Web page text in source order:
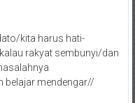
kita harus hati-
rakyat sembunyi/dan
belajar mendengar//